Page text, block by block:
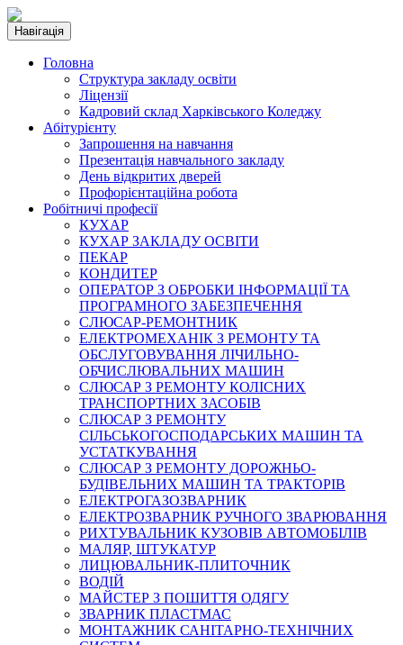
Навігація
Головна
Структура закладу освіти
Ліцензії
Кадровий склад Харківського Коледжу
Абітурієнту
Запрошення на навчання
Презентація навчального закладу
День відкритих дверей
Профорієнтаційна робота
Робітничі професії
КУХАР
КУХАР ЗАКЛАДУ ОСВІТИ
ПЕКАР
КОНДИТЕР
ОПЕРАТОР З ОБРОБКИ ІНФОРМАЦІЇ ТА
ПРОГРАМНОГО ЗАБЕЗПЕЧЕННЯ
СЛЮСАР-РЕМОНТНИК
ЕЛЕКТРОМЕХАНІК З РЕМОНТУ ТА
ОБСЛУГОВУВАННЯ ЛІЧИЛЬНО-
ОБЧИСЛЮВАЛЬНИХ МАШИН
СЛЮСАР З РЕМОНТУ КОЛІСНИХ
ТРАНСПОРТНИХ ЗАСОБІВ
СЛЮСАР З РЕМОНТУ
СІЛЬСЬКОГОСПОДАРСЬКИХ МАШИН ТА
УСТАТКУВАННЯ
СЛЮСАР З РЕМОНТУ ДОРОЖНЬО-
БУДІВЕЛЬНИХ МАШИН ТА ТРАКТОРІВ
ЕЛЕКТРОГАЗОЗВАРНИК
ЕЛЕКТРОЗВАРНИК РУЧНОГО ЗВАРЮВАННЯ
РИХТУВАЛЬНИК КУЗОВІВ АВТОМОБІЛІВ
МАЛЯР, ШТУКАТУР
ЛИЦЮВАЛЬНИК-ПЛИТОЧНИК
ВОДІЙ
МАЙСТЕР З ПОШИТТЯ ОДЯГУ
ЗВАРНИК ПЛАСТМАС
МОНТАЖНИК САНІТАРНО-ТЕХНІЧНИХ